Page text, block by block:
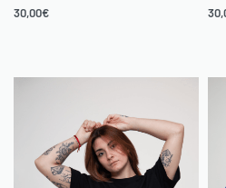
30,00€